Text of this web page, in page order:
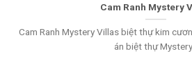
Cam Ranh Mystery
Cam Ranh Mystery Villas biệt thự kim
án biệt thự Mystery...